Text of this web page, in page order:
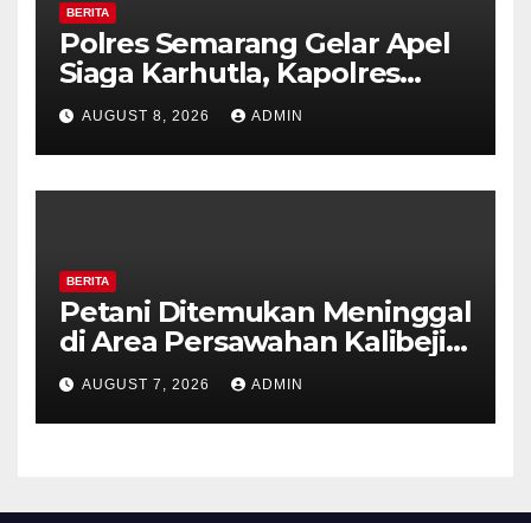
BERITA
Polres Semarang Gelar Apel
Siaga Karhutla, Kapolres
Tekankan Sinergi dan
Kesiapsiagaan Hadapi Musim
Kemarau.
AUGUST 8, 2026 ADMIN
BERITA
Petani Ditemukan Meninggal
di Area Persawahan Kalibeji,
Polisi Pastikan Tidak Ada
Tanda Kekerasan
AUGUST 7, 2026 ADMIN